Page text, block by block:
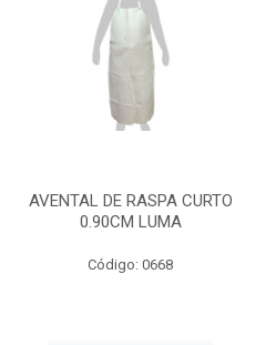
AVENTAL DE RASPA CURTO
0.90CM LUMA
Código: 0668